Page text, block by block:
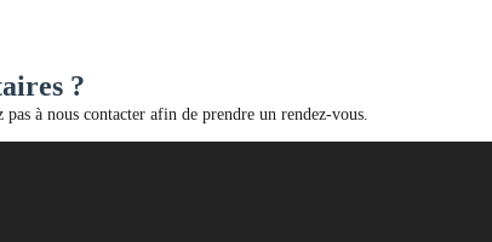
?
pas à nous contacter afin de prendre un rendez-vous.